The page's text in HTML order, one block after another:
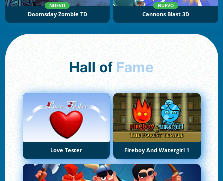
NUEVO
Doomsday Zombie TD
NUEVO
Cannons Blast 3D
Hall of Fame
Love Tester Fireboy And Watergirl 1